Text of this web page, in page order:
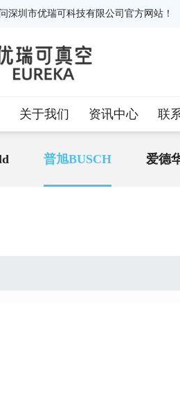
深圳市优瑞可科技有限公司官方网站！
关于我们 资讯中心 联
普旭BUSCH 爱德